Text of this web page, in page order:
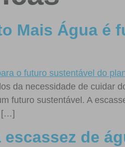
Mais Água é
da necessidade de cuidar
futuro sustentável. A
[…]
de